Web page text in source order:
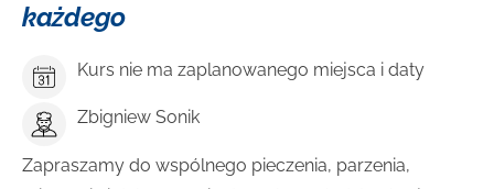
każdego
Kurs nie ma zaplanowanego miejsca i daty
Zbigniew Sonik
Zapraszamy do wspólnego pieczenia, parzenia,